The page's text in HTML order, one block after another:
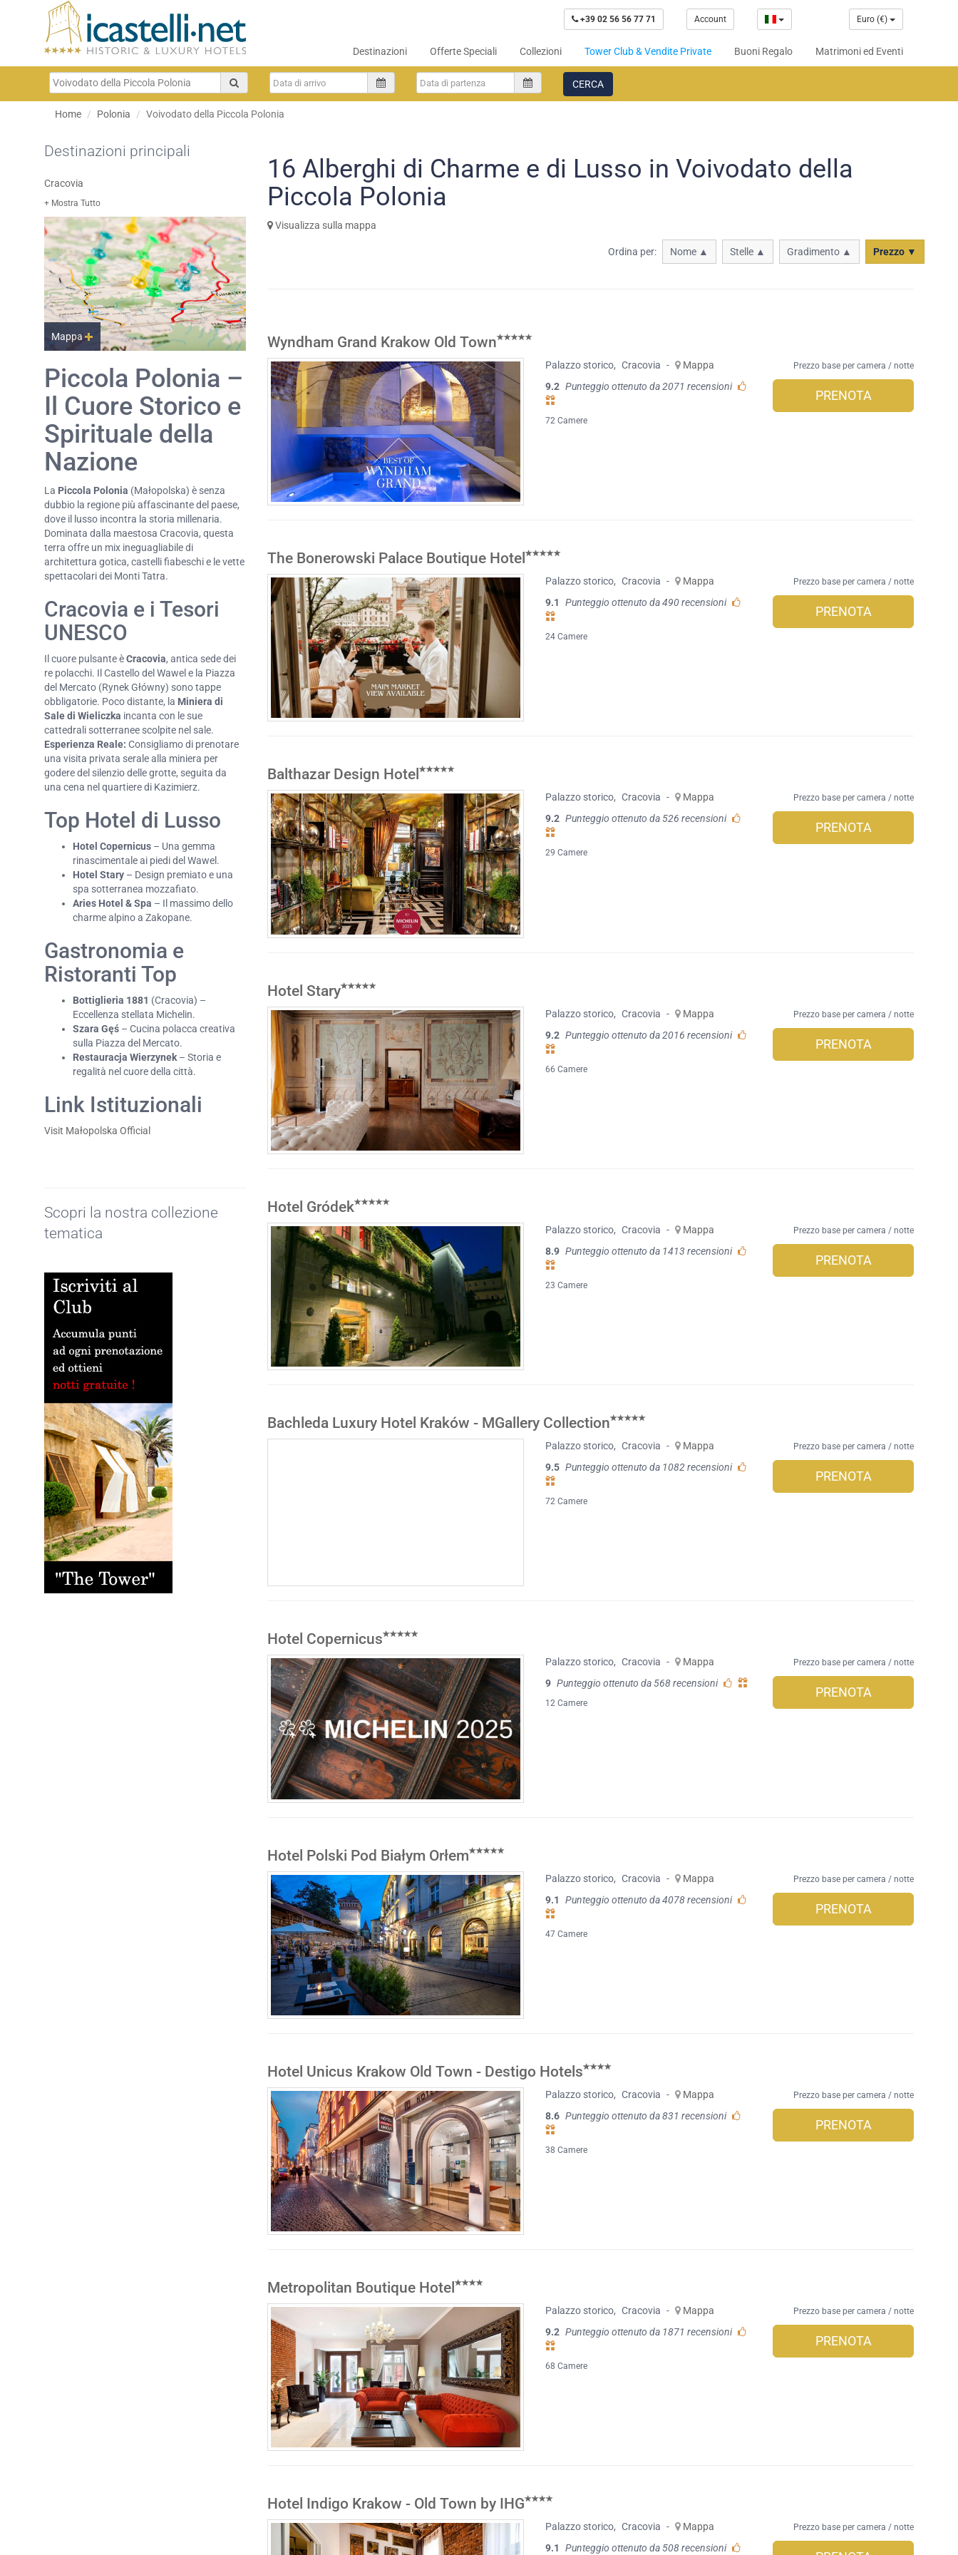
+39 02 56 56 77 71 Account Euro (€)
Destinazioni Offerte Speciali Collezioni Tower Club & Vendite Private Buoni Regalo Matrimoni ed Eventi
CERCA
Home Polonia Voivodato della Piccola Polonia
Destinazioni principali
Cracovia
+ Mostra Tutto
Mappa
Piccola Polonia –
Il Cuore Storico e
Spirituale della
Nazione
La Piccola Polonia (Małopolska) è senza
dubbio la regione più affascinante del paese,
dove il lusso incontra la storia millenaria.
Dominata dalla maestosa Cracovia, questa
terra offre un mix ineguagliabile di
architettura gotica, castelli fiabeschi e le vette
spettacolari dei Monti Tatra.
Cracovia e i Tesori
UNESCO
Il cuore pulsante èCracovia, antica sede dei
re polacchi. Il Castello del Wawel e la Piazza
del Mercato (Rynek Główny) sono tappe
obbligatorie. Poco distante, la Miniera di
Sale di Wieliczka incanta con le sue
cattedrali sotterranee scolpite nel sale.
Esperienza Reale: Consigliamo di prenotare
una visita privata serale alla miniera per
godere del silenzio delle grotte, seguita da
una cena nel quartiere di Kazimierz.
Top Hotel di Lusso
Hotel Copernicus – Una gemma
rinascimentale ai piedi del Wawel.
Hotel Stary – Design premiato e una
spa sotterranea mozzafiato.
Aries Hotel & Spa – Il massimo dello
charme alpino a Zakopane.
Gastronomia e
Ristoranti Top
Bottiglieria 1881 (Cracovia) –
Eccellenza stellata Michelin.
Szara Gęś – Cucina polacca creativa
sulla Piazza del Mercato.
Restauracja Wierzynek– Storia e
regalità nel cuore della città.
Link Istituzionali
Visit Małopolska Official
Scopri la nostra collezione
tematica
16 Alberghi di Charme e di Lusso in Voivodato della
Piccola Polonia
Visualizza sulla mappa
Ordina per: Nome ▲ Stelle ▲ Gradimento ▲ Prezzo ▼
Wyndham Grand Krakow Old Town
Palazzo storico, Cracovia -
Mappa
9.2 Punteggio ottenuto da 2071 recensioni
72 Camere
Prezzo base per camera / notte
PRENOTA
The Bonerowski Palace Boutique Hotel
Palazzo storico, Cracovia -
Mappa
9.1
Punteggio ottenuto da 490 recensioni
24 Camere
Prezzo base per camera / notte
PRENOTA
Balthazar Design Hotel
Palazzo storico, Cracovia -
Mappa
9.2 Punteggio ottenuto da 526 recensioni
29 Camere
Prezzo base per camera / notte
PRENOTA
Hotel Stary
Palazzo storico, Cracovia -
Mappa
9.2 Punteggio ottenuto da 2016 recensioni
66 Camere
Prezzo base per camera / notte
PRENOTA
Hotel Gródek
Palazzo storico, Cracovia -
Mappa
8.9 Punteggio ottenuto da 1413 recensioni
23 Camere
Prezzo base per camera / notte
PRENOTA
Bachleda Luxury Hotel Kraków - MGallery Collection
Palazzo storico, Cracovia -
Mappa
9.5 Punteggio ottenuto da 1082 recensioni
72 Camere
Prezzo base per camera / notte
PRENOTA
Hotel Copernicus
Palazzo storico, Cracovia -
Mappa
9 Punteggio ottenuto da 568 recensioni
12 Camere
Prezzo base per camera / notte
PRENOTA
Hotel Polski Pod Białym Orłem
Palazzo storico, Cracovia -
Mappa
9.1
Punteggio ottenuto da 4078 recensioni
47 Camere
Prezzo base per camera / notte
PRENOTA
Hotel Unicus Krakow Old Town - Destigo Hotels
Palazzo storico, Cracovia -
Mappa
8.6 Punteggio ottenuto da 831 recensioni
38 Camere
Prezzo base per camera / notte
PRENOTA
Metropolitan Boutique Hotel
Palazzo storico, Cracovia -
Mappa
9.2 Punteggio ottenuto da 1871 recensioni
68 Camere
Prezzo base per camera / notte
PRENOTA
Hotel Indigo Krakow - Old Town by IHG
Palazzo storico, Cracovia -
Mappa
9.1
Punteggio ottenuto da 508 recensioni
Prezzo base per camera / notte